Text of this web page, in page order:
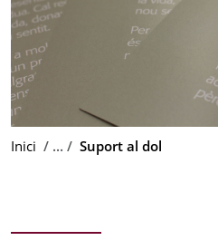
Inici Suport al dol